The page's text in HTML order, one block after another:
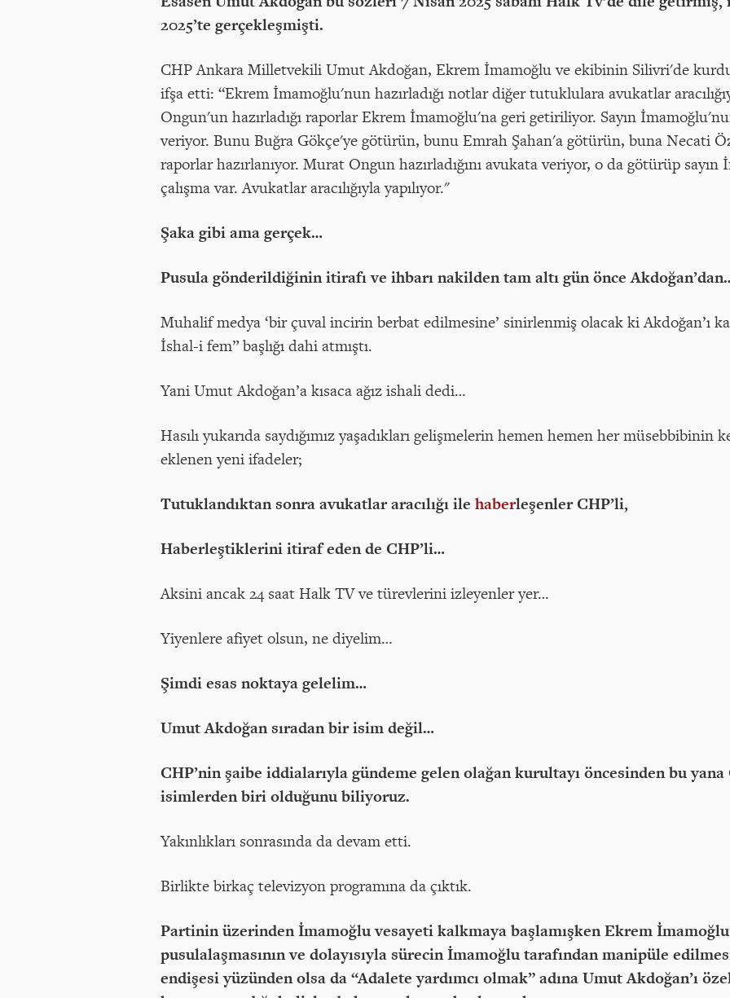
2025’te gerçekleşmişti.
CHP Ankara Milletvekili Umut Akdoğan, Ekrem İmamoğlu ve ekibinin Silivri'de
ifşa etti: “Ekrem İmamoğlu'nun hazırladığı notlar diğer tutuklulara avukatlar
Ongun'un hazırladığı raporlar Ekrem İmamoğlu'na geri getiriliyor. Sayın
veriyor. Bunu Buğra Gökçe'ye götürün, bunu Emrah Şahan'a götürün, buna Necati
raporlar hazırlanıyor. Murat Ongun hazırladığını avukata veriyor, o da götürüp
çalışma var. Avukatlar aracılığıyla yapılıyor."
Şaka gibi ama gerçek…
Pusula gönderildiğinin itirafı ve ihbarı nakilden tam altı gün önce
Muhalif medya ‘bir çuval incirin berbat edilmesine’ sinirlenmiş olacak ki Akdoğan’ı
İshal-i fem” başlığı dahi atmıştı.
Yani Umut Akdoğan’a kısaca ağız ishali dedi…
Hasılı yukarıda saydığımız yaşadıkları gelişmelerin hemen hemen her müsebbibinin
eklenen yeni ifadeler;
Tutuklandıktan sonra avukatlar aracılığı ile haberleşenler CHP’li,
Haberleştiklerini itiraf eden de CHP’li…
Aksini ancak 24 saat Halk TV ve türevlerini izleyenler yer…
Yiyenlere afiyet olsun, ne diyelim…
Şimdi esas noktaya gelelim…
Umut Akdoğan sıradan bir isim değil…
CHP’nin şaibe iddialarıyla gündeme gelen olağan kurultayı öncesinden bu yana
isimlerden biri olduğunu biliyoruz.
Yakınlıkları sonrasında da devam etti.
Birlikte birkaç televizyon programına da çıktık.
Partinin üzerinden İmamoğlu vesayeti kalkmaya başlamışken Ekrem
pusulalaşmasının ve dolayısıyla sürecin İmamoğlu tarafından manipüle
endişesi yüzünden olsa da “Adalete yardımcı olmak” adına Umut Akdoğan’ı